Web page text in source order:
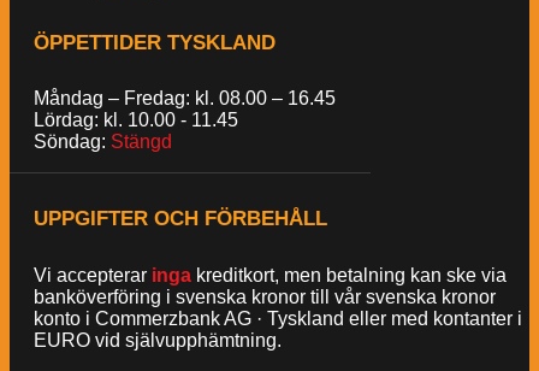
ÖPPETTIDER TYSKLAND
Måndag – Fredag: kl. 08.00 – 16.45
Lördag: kl. 10.00 - 11.45
Söndag: Stängd
UPPGIFTER OCH FÖRBEHÅLL
Vi accepterar inga kreditkort, men betalning kan ske via
banköverföring i svenska kronor till vår svenska kronor
konto i Commerzbank AG · Tyskland eller med kontanter i
EURO vid självupphämtning.